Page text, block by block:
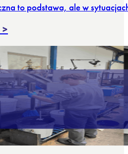
to podstawa, ale w